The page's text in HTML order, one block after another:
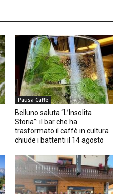
Pausa Caffè
Belluno saluta “L’Insolita
Storia”: il bar che ha
trasformato il caffè in cultura
chiude i battenti il 14 agosto